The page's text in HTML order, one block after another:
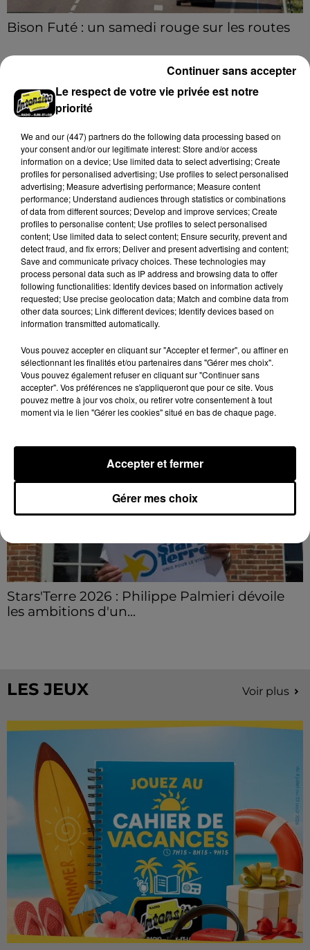
Bison Futé : un samedi rouge sur les routes
avec des départs aussi importants que les retours.
A LA UNE
Bison Futé : un samedi rouge sur les routes
C'est l'un des week-ends les plus chargés de l'été,
avec des départs aussi importants que les retours.
LE GRAND FORMAT Voir plus
Stars'Terre 2026 : Philippe Palmieri dévoile
les ambitions d'un...
LES JEUX Voir plus
Le respect de votre vie privée est notre
priorité
We and our (447) partnersdo the following data processing based on
your consent and/or our legitimate interest: Store and/or access
information on a device; Use limited data to select advertising; Create
profiles for personalised advertising; Use profiles to select personalised
advertising; Measure advertising performance; Measure content
performance; Understand audiences through statistics or combinations
of data from different sources; Develop and improve services; Create
profiles to personalise content; Use profiles to select personalised
content; Use limited data to select content; Ensure security, prevent and
detect fraud, and fix errors; Deliver and present advertising and content;
Save and communicate privacy choices. These technologies may
process personal data such as IP address and browsing data to offer
following functionalities: Identify devices based on information actively
requested; Use precise geolocation data; Match and combine data from
other data sources; Link different devices; Identify devices based on
information transmitted automatically.
Vous pouvez accepter en cliquant sur "Accepter et fermer", ou affiner en
sélectionnant les finalités et/ou partenaires dans "Gérer mes choix".
Vous pouvez également refuser en cliquant sur "Continuer sans
accepter". Vos préférences ne s'appliqueront que pour ce site. Vous
pouvez mettre à jour vos choix, ou retirer votre consentement à tout
moment via le lien "Gérer les cookies" situé en bas de chaque page.
Gérer mes choix
Accepter et fermer
Continuer sans accepter